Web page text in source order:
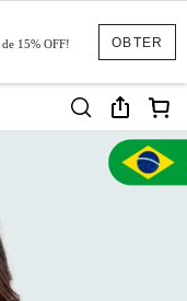
OBTER
15% OFF!